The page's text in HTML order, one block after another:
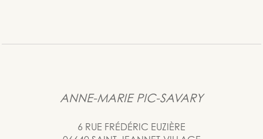
ANNE-MARIE PIC-SAVARY
6 RUE FRÉDÉRIC EUZIÈRE